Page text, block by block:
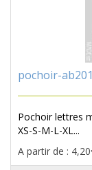
pochoir-ab201
Pochoir lettres
XS-S-M-L-XL...
A partir de :